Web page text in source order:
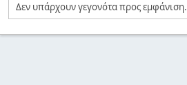
Δεν υπάρχουν γεγονότα προς εμφάνιση.